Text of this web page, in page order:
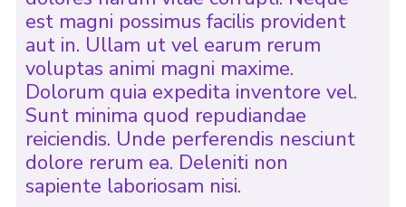
est magni possimus facilis provident
aut in. Ullam ut vel earum rerum
voluptas animi magni maxime.
Dolorum quia expedita inventore vel.
Sunt minima quod repudiandae
reiciendis. Unde perferendis nesciunt
dolore rerum ea. Deleniti non
sapiente laboriosam nisi.